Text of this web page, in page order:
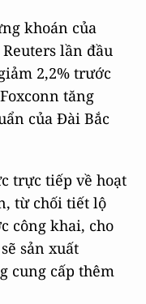
khoán của
lần đầu
2,2% trước
tăng
của Đài Bắc
trực tiếp về hoạt
từ chối tiết lộ
công khai, cho
sản xuất
cung cấp thêm